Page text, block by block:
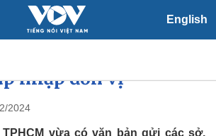
English
Xã hội
đạo quản lý hồ sơ tài
nhập đơn vị
2024
TPHCM vừa có văn bản gửi các sở,